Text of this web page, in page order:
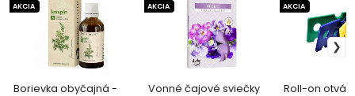
Borievka obyčajná -
AKCIA
Vonné čajové sviečky
AKCIA
Roll-on
AKCIA